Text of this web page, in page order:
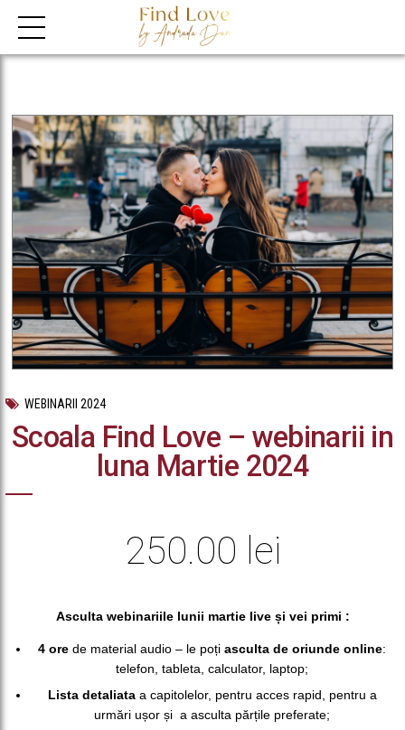
WEBINARII 2024
Scoala Find Love – webinarii in
luna Martie 2024
250.00 lei
Asculta webinariile lunii martie live și vei primi :
4 ore de material audio – le poți asculta de oriunde online:
telefon, tableta, calculator, laptop;
Lista detaliata a capitolelor, pentru acces rapid, pentru a
urmări ușor și a asculta părțile preferate;